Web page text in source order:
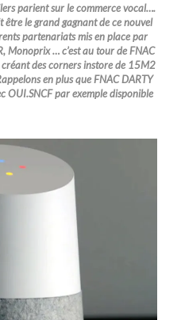
parient sur le commerce vocal….
le grand gagnant de ce nouvel
partenariats mis en place par
Monoprix … c’est au tour de FNAC
des corners instore de 15M2
en plus que FNAC DARTY
OUI.SNCF par exemple disponible